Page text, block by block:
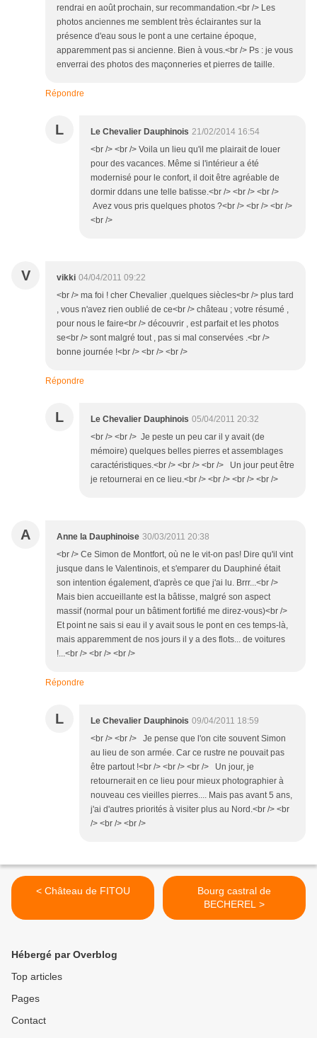
rendrai en août prochain, sur recommandation.<br /> Les
photos anciennes me semblent très éclairantes sur la
présence d'eau sous le pont a une certaine époque,
apparemment pas si ancienne. Bien à vous.<br /> Ps : je vous
enverrai des photos des maçonneries et pierres de taille.
Répondre
L Le Chevalier Dauphinois 21/02/2014 16:54
<br /> <br /> Voila un lieu qu'il me plairait de louer
pour des vacances. Même si l'intérieur a été
modernisé pour le confort, il doit être agréable de
dormir ddans une telle batisse.<br /> <br /> <br />
Avez vous pris quelques photos ?<br /> <br /> <br />
<br />
V vikki 04/04/2011 09:22
<br /> ma foi ! cher Chevalier ,quelques siècles<br /> plus tard
, vous n'avez rien oublié de ce<br /> château ; votre résumé ,
pour nous le faire<br /> découvrir , est parfait et les photos
se<br /> sont malgré tout , pas si mal conservées .<br />
bonne journée !<br /> <br /> <br />
Répondre
L Le Chevalier Dauphinois 05/04/2011 20:32
<br /> <br /> Je peste un peu car il y avait (de
mémoire) quelques belles pierres et assemblages
caractéristiques.<br /> <br /> <br /> Un jour peut être
je retournerai en ce lieu.<br /> <br /> <br /> <br />
A Anne la Dauphinoise 30/03/2011 20:38
<br /> Ce Simon de Montfort, où ne le vit-on pas! Dire qu'il vint
jusque dans le Valentinois, et s'emparer du Dauphiné était
son intention également, d'après ce que j'ai lu. Brrr...<br />
Mais bien accueillante est la bâtisse, malgré son aspect
massif (normal pour un bâtiment fortifié me direz-vous)<br />
Et point ne sais si eau il y avait sous le pont en ces temps-là,
mais apparemment de nos jours il y a des flots... de voitures
!...<br /> <br /> <br />
Répondre
L Le Chevalier Dauphinois 09/04/2011 18:59
<br /> <br /> Je pense que l'on cite souvent Simon
au lieu de son armée. Car ce rustre ne pouvait pas
être partout !<br /> <br /> <br /> Un jour, je
retournerait en ce lieu pour mieux photographier à
nouveau ces vieilles pierres.... Mais pas avant 5 ans,
j'ai d'autres priorités à visiter plus au Nord.<br /> <br
/> <br /> <br />
< Château de FITOU
Bourg castral de
BECHEREL >
Hébergé par Overblog
Top articles
Pages
Contact